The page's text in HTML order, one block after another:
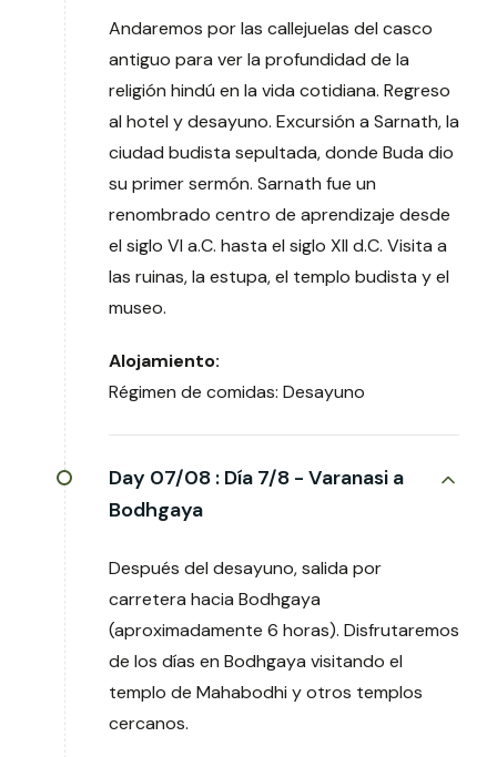
Andaremos por las callejuelas del casco
antiguo para ver la profundidad de la
religión hindú en la vida cotidiana. Regreso
al hotel y desayuno. Excursión a Sarnath, la
ciudad budista sepultada, donde Buda dio
su primer sermón. Sarnath fue un
renombrado centro de aprendizaje desde
el siglo VI a.C. hasta el siglo XII d.C. Visita a
las ruinas, la estupa, el templo budista y el
museo.
Alojamiento:
Régimen de comidas: Desayuno
Day 07/08 : Día 7/8 - Varanasi a
Bodhgaya
Después del desayuno, salida por
carretera hacia Bodhgaya
(aproximadamente 6 horas). Disfrutaremos
de los días en Bodhgaya visitando el
templo de Mahabodhi y otros templos
cercanos.